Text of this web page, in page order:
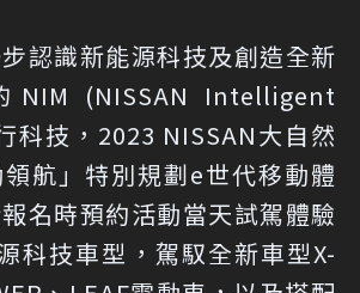
認識新能源科技及創造全新
(NISSAN Intelligent
技，2023 NISSAN大自然
航」特別規劃e世代移動體
名時預約活動當天試駕體驗
科技車型，駕馭全新車型X-